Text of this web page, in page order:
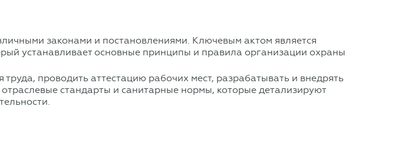
законами и постановлениями. Ключевым актом является
устанавливает основные принципы и правила организации охраны
проводить аттестацию рабочих мест, разрабатывать и внедрять
стандарты и санитарные нормы, которые детализируют